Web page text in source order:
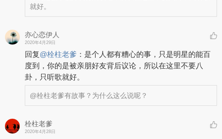
就好。
亦心恋伊人
2020年4月29日
回复@栓柱老爹 ： 是个人都有糟心的事，只是明星的能百
度到，你的是被亲朋好友背后议论，所以在这里不要八
卦，只听歌就好。
@栓柱老爹有故事？为什么这么说呢？
栓柱老爹
2020年4月28日